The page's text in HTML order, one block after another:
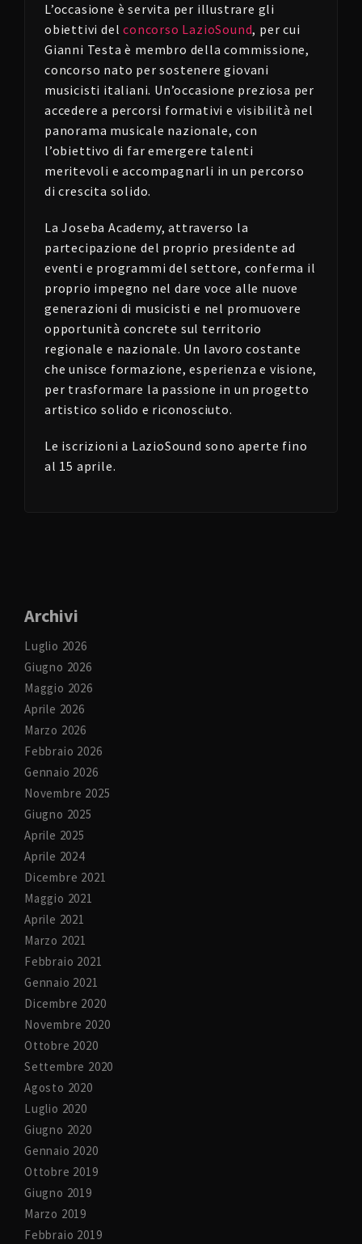
L’occasione è servita per illustrare gli
obiettivi delconcorso LazioSound, per cui
Gianni Testa è membro della commissione,
concorso nato per sostenere giovani
musicisti italiani. Un’occasione preziosa per
accedere a percorsi formativi e visibilità nel
panorama musicale nazionale, con
l’obiettivo di far emergere talenti
meritevoli e accompagnarli in un percorso
di crescita solido.
La Joseba Academy, attraverso la
partecipazione del proprio presidente ad
eventi e programmi del settore, conferma il
proprio impegno nel dare voce alle nuove
generazioni di musicisti e nel promuovere
opportunità concrete sul territorio
regionale e nazionale. Un lavoro costante
che unisce formazione, esperienza e visione,
per trasformare la passione in un progetto
artistico solido e riconosciuto.
Le iscrizioni a LazioSound sono aperte fino
al 15 aprile.
Archivi
Luglio 2026
Giugno 2026
Maggio 2026
Aprile 2026
Marzo 2026
Febbraio 2026
Gennaio 2026
Novembre 2025
Giugno 2025
Aprile 2025
Aprile 2024
Dicembre 2021
Maggio 2021
Aprile 2021
Marzo 2021
Febbraio 2021
Gennaio 2021
Dicembre 2020
Novembre 2020
Ottobre 2020
Settembre 2020
Agosto 2020
Luglio 2020
Giugno 2020
Gennaio 2020
Ottobre 2019
Giugno 2019
Marzo 2019
Febbraio 2019